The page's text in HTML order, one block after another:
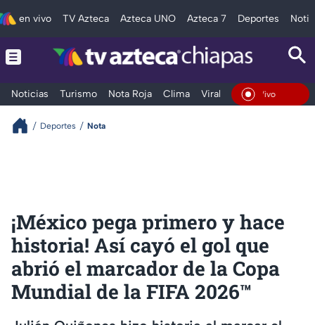
en vivo TV Azteca Azteca UNO Azteca 7 Deportes
Noticias Turismo Nota Roja Clima Viral y Tendencia
En Vivo
Deportes Nota
¡México pega primero y hace
historia! Así cayó el gol que
abrió el marcador de la Copa
Mundial de la FIFA 2026™